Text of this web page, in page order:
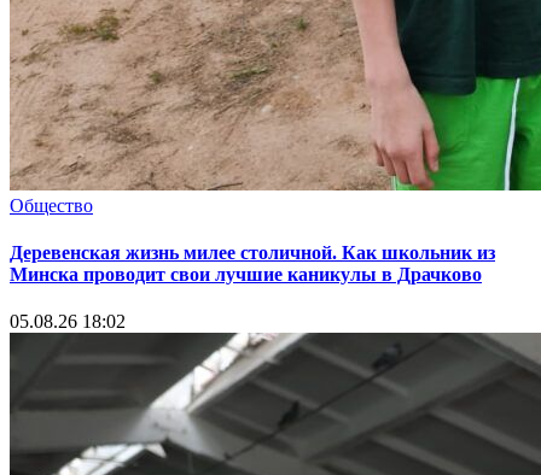
Общество
Деревенская жизнь милее столичной. Как школьник из
Минска проводит свои лучшие каникулы в Драчково
05.08.26 18:02